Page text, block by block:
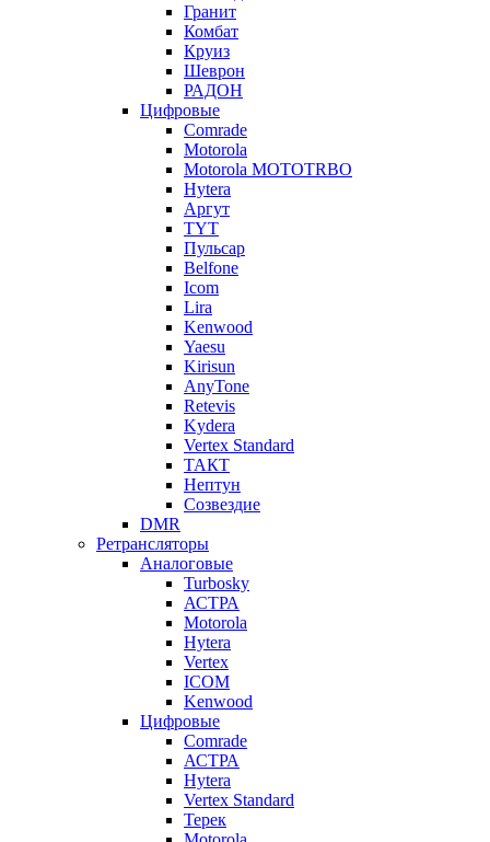
Гранит
Комбат
Круиз
Шеврон
РАДОН
Цифровые
Comrade
Motorola
Motorola MOTOTRBO
Hytera
Аргут
TYT
Пульсар
Belfone
Icom
Lira
Kenwood
Yaesu
Kirisun
AnyTone
Retevis
Kydera
Vertex Standard
ТАКТ
Нептун
Созвездие
DMR
Ретрансляторы
Аналоговые
Turbosky
АСТРА
Motorola
Hytera
Vertex
ICOM
Kenwood
Цифровые
Comrade
АСТРА
Hytera
Vertex Standard
Терек